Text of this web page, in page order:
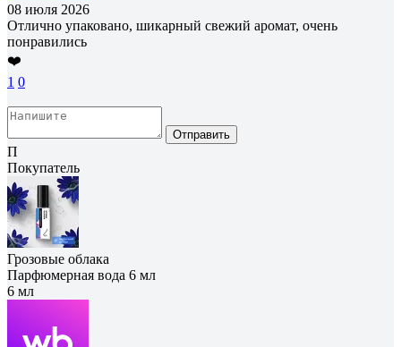
08 июля 2026
Отлично упаковано, шикарный свежий аромат, очень
понравились
❤️
1 0
Отправить
П
Покупатель
Грозовые облака
Парфюмерная вода 6 мл
6 мл